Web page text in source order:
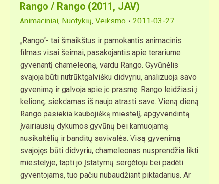
Rango / Rango (2011, JAV)
Animaciniai, Nuotykių, Veiksmo 2011-03-27
„Rango“- tai šmaikštus ir pamokantis animacinis
filmas visai šeimai, pasakojantis apie terariume
gyvenantį chameleoną, vardu Rango. Gyvūnėlis
svajoja būti nutrūktgalvišku didvyriu, analizuoja savo
gyvenimą ir galvoja apie jo prasmę. Rango leidžiasi į
kelionę, siekdamas iš naujo atrasti save. Vieną dieną
Rango pasiekia kaubojišką miestelį, apgyvendintą
įvairiausių dykumos gyvūnų bei kamuojamą
nusikaltėlių ir banditų savivalės. Visą gyvenimą
svajojęs būti didvyriu, chameleonas nusprendžia likti
miestelyje, tapti jo įstatymų sergėtoju bei padėti
gyventojams, tuo pačiu nubaudžiant piktadarius. Ar